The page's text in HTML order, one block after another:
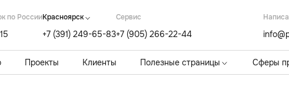
по РоссииКрасноярск
+7 (391) 249-65-83
Cервис
+7 (905) 266-22-44
Проекты Клиенты Полезные страницы Сферы